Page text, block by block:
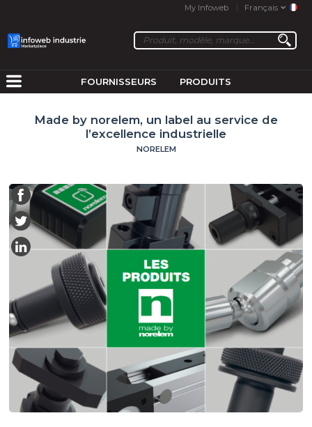
My Infoweb Français
FOURNISSEURS PRODUITS
Made by norelem, un label au service de
l’excellence industrielle
NORELEM